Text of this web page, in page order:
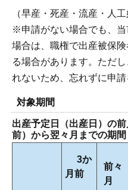
（早産・死産・流産・人
※申請がない場合でも、
場合は、職権で出産被保
る場合があります。ただ
れないため、忘れずに申請
対象期間
出産予定日（出産日）の
前）から翌々月までの期間
3か
月前
前々
月